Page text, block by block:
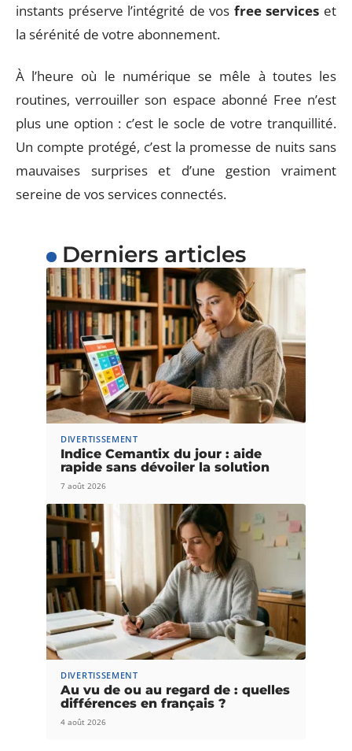
instants préserve l’intégrité de vos free services et
la sérénité de votre abonnement.
À l’heure où le numérique se mêle à toutes les
routines, verrouiller son espace abonné Free n’est
plus une option : c’est le socle de votre tranquillité.
Un compte protégé, c’est la promesse de nuits sans
mauvaises surprises et d’une gestion vraiment
sereine de vos services connectés.
Derniers articles
DIVERTISSEMENT
Indice Cemantix du jour : aide
rapide sans dévoiler la solution
7 août 2026
DIVERTISSEMENT
Au vu de ou au regard de : quelles
différences en français ?
4 août 2026